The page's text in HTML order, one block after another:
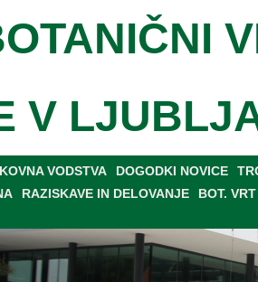
V
VODSTVA DOGODKI NOVICE
RAZISKAVE IN DELOVANJE BOT.